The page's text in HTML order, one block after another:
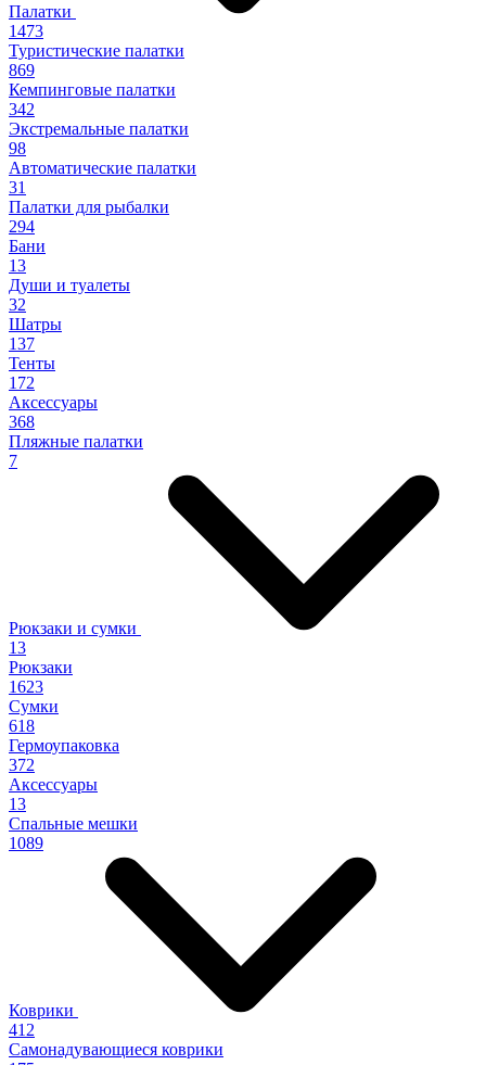
Палатки
1473
Туристические палатки
869
Кемпинговые палатки
342
Экстремальные палатки
98
Автоматические палатки
31
Палатки для рыбалки
294
Бани
13
Души и туалеты
32
Шатры
137
Тенты
172
Аксессуары
368
Пляжные палатки
7
Рюкзаки и сумки
13
Рюкзаки
1623
Сумки
618
Гермоупаковка
372
Аксессуары
13
Спальные мешки
1089
Коврики
412
Самонадувающиеся коврики